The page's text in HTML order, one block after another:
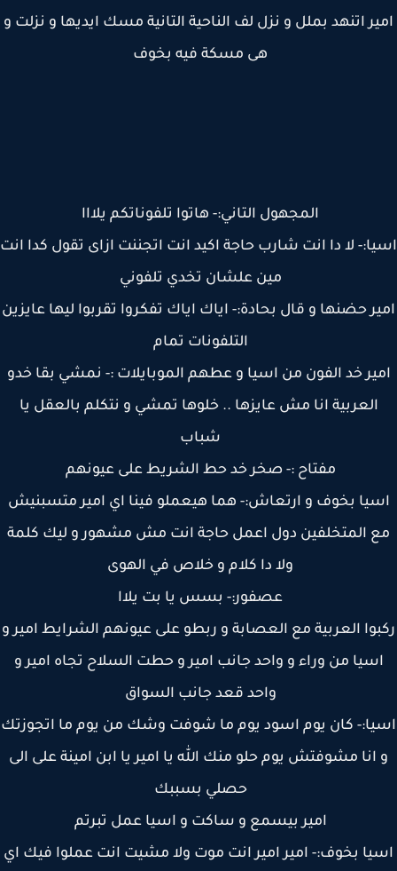
اتنهد بملل و نزل لف الناحية التانية مسك ايديها و نزلت و
هى مسكة فيه بخوف
المجهول التاني:- هاتوا تلفوناتكم يلااا
لا دا انت شارب حاجة اكيد انت اتجننت ازاى تقول كدا انت
مين علشان تخدي تلفوني
حضنها و قال بحادة:- اياك اياك تفكروا تقربوا ليها عايزين
التلفونات تمام
خد الفون من اسيا و عطهم الموبايلات :- نمشي بقا خدو
العربية انا مش عايزها .. خلوها تمشي و نتكلم بالعقل يا
شباب
مفتاح :- صخر خد حط الشريط على عيونهم
بخوف و ارتعاش:- هما هيعملو فينا اي امير متسبنيش
المتخلفين دول اعمل حاجة انت مش مشهور و ليك كلمة
ولا دا كلام و خلاص في الهوى
عصفور:- بسس يا بت يلاا
العربية مع العصابة و ربطو على عيونهم الشرايط امير و
من وراء و واحد جانب امير و حطت السلاح تجاه امير و
واحد قعد جانب السواق
كان يوم اسود يوم ما شوفت وشك من يوم ما اتجوزتك
انا مشوفتش يوم حلو منك الله يا امير يا ابن امينة على الى
حصلي بسببك
امير بيسمع و ساكت و اسيا عمل تبرتم
بخوف:- امير امير انت موت ولا مشيت انت عملوا فيك اي